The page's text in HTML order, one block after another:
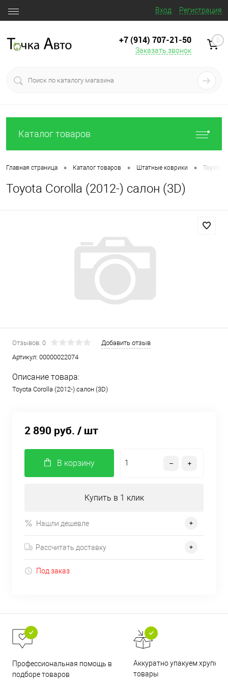
Вход Регистрация
+7 (914) 707‒21‒50
Заказать звонок
0
Каталог товаров
Главная страница • Каталог товаров • Штатные коврики • Toyota
Toyota Corolla (2012-) салон (3D)
Отзывов: 0
Добавить отзыв
Артикул: 00000022074
Описание товара:
Toyota Corolla (2012-) салон (3D)
2 890 руб. / шт
В корзину
Купить в 1 клик
Нашли дешевле
Рассчитать доставку
Под заказ
Профессиональная помощь в
подборе товаров
Аккуратно упакуем хрупкие
товары